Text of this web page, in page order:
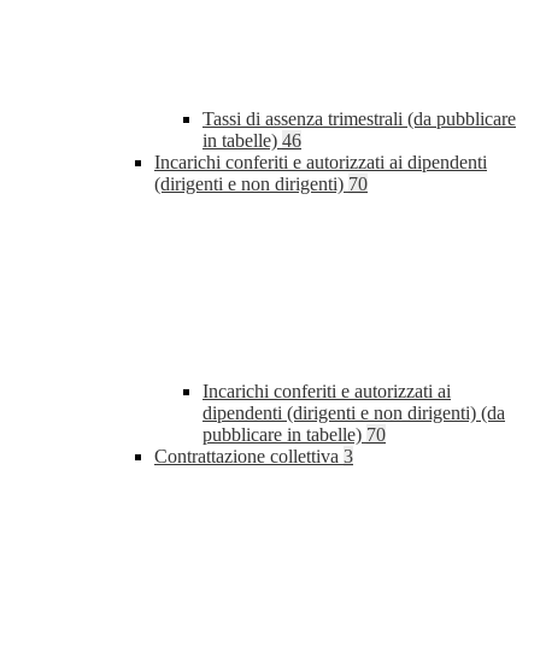
Tassi di assenza trimestrali (da pubblicare
in tabelle) 46
Incarichi conferiti e autorizzati ai dipendenti
(dirigenti e non dirigenti) 70
Incarichi conferiti e autorizzati ai
dipendenti (dirigenti e non dirigenti) (da
pubblicare in tabelle) 70
Contrattazione collettiva 3